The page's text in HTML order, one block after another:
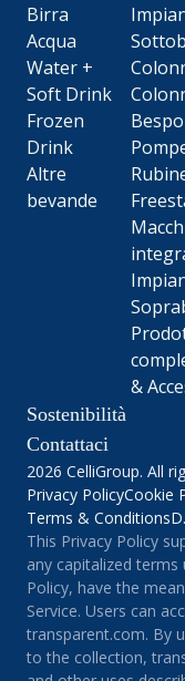
Birra
Acqua
Water +
Soft Drink
Frozen
Drink
Altre
bevande
&
Sostenibilità
Contattaci
2026 CelliGroup. All
Privacy PolicyCookie
Terms & Conditions
This Privacy Policy
any capitalized
Policy, have the
Service. Users can
transparent.com. By
to the collection,